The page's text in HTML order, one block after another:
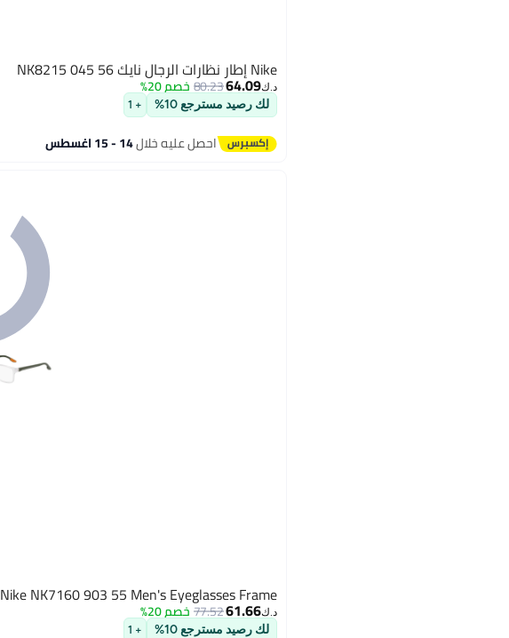
Nike إطار نظارات الرجال نايك NK8215 045 56
د.ك‏64.09
80.23خصم 20%
لك رصيد مسترجع 10% + 1
احصل عليه خلال14 - 15 اغسطس
Nike NK7160 903 55 Men's Eyeglasses Frame
د.ك‏61.66
77.52خصم 20%
لك رصيد مسترجع 10% + 1